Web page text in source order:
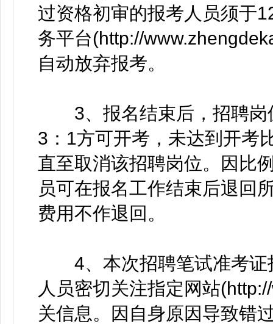
过资格初审的报考人员须于
务平台(http://
自动放弃报考。
3、报名结束后，招聘岗
3：1方可开考，未达到开考
直至取消该招聘岗位。因比
员可在报名工作结束后退回
费用不作退回。
4、本次招聘笔试准考证
人员密切关注指定网站
关信息。因自身原因导致错